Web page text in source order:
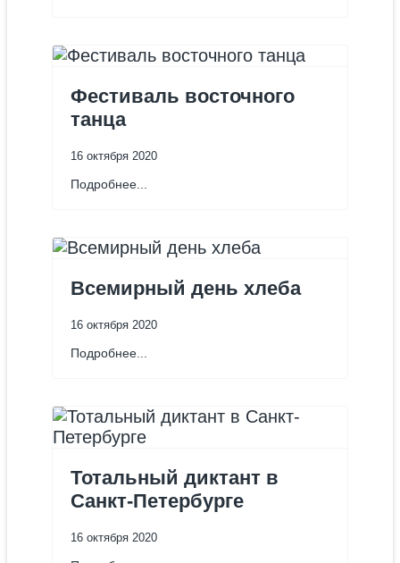
Фестиваль восточного
танца
16 октября 2020
Подробнее...
Всемирный день хлеба
16 октября 2020
Подробнее...
Тотальный диктант в
Санкт-Петербурге
16 октября 2020